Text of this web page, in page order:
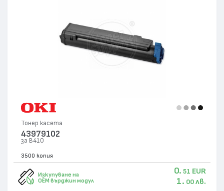
Тонер касета
43979102
за B410
3500 копия
Изкупуване на
OEM върджин модул
0. 51 EUR
1. 00 лв.